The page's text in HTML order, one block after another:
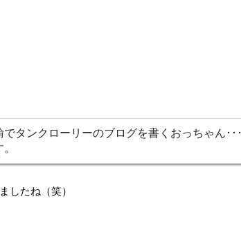
タンクローリーのブログを書くおっちゃん･･･
したね（笑）